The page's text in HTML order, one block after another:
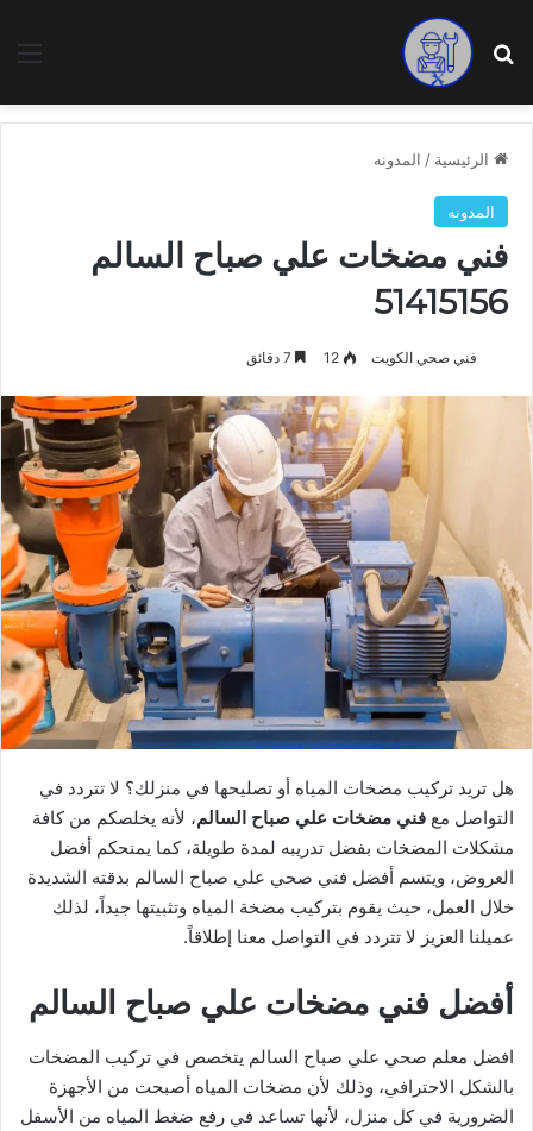
بحث عن
الرئيسية / المدونه
المدونه
فني مضخات علي صباح السالم
51415156
فني صحي الكويت 12
هل تريد تركيب مضخات المياه أو تصليحها في منزلك؟ لا تتردد في
التواصل مع فني مضخات علي صباح السالم، لأنه يخلصكم من كافة
مشكلات المضخات بفضل تدريبه لمدة طويلة، كما يمنحكم أفضل
العروض، ويتسم أفضل فني صحي علي صباح السالم بدقته الشديدة
خلال العمل، حيث يقوم بتركيب مضخة المياه وتثبيتها جيداً، لذلك
عميلنا العزيز لا تتردد في التواصل معنا إطلاقاً.
أفضل فني مضخات علي صباح السالم
افضل معلم صحي علي صباح السالم يتخصص في تركيب المضخات
بالشكل الاحترافي، وذلك لأن مضخات المياه أصبحت من الأجهزة
الضرورية في كل منزل، لأنها تساعد في رفع ضغط المياه من الأسفل